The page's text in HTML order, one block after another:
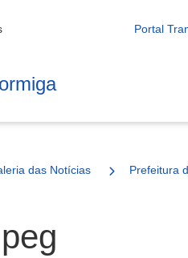
Portal
das Notícias Prefeitura